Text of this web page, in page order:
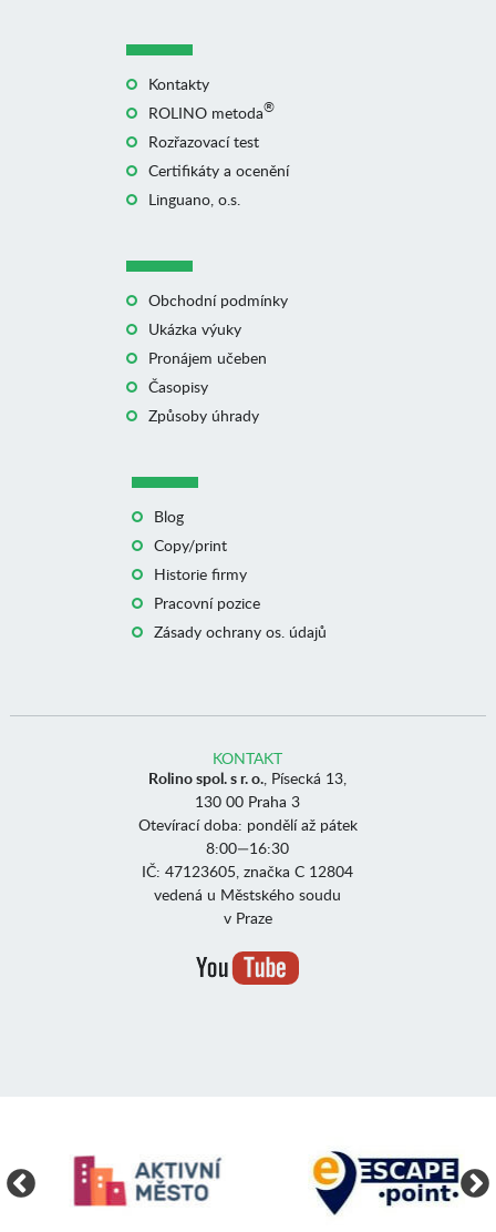
Kontakty
ROLINO metoda®
Rozřazovací test
Certifikáty a ocenění
Linguano, o.s.
Obchodní podmínky
Ukázka výuky
Pronájem učeben
Časopisy
Způsoby úhrady
Blog
Copy/print
Historie firmy
Pracovní pozice
Zásady ochrany os. údajů
KONTAKT
Rolino spol. s r. o., Písecká 13,
130 00 Praha 3
Otevírací doba: pondělí až pátek
8:00—16:30
IČ: 47123605, značka C 12804
vedená u Městského soudu
v Praze